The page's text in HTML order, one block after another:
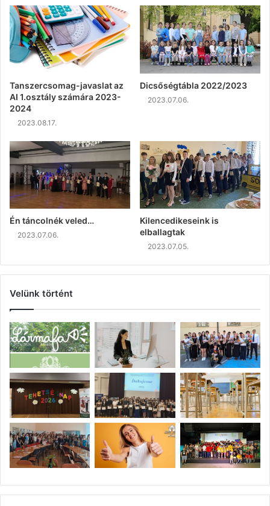
Tanszercsomag-javaslat az
AI 1.osztály számára 2023-
2024
2023.08.17.
Dicsőségtábla 2022/2023
2023.07.06.
Én táncolnék veled…
2023.07.06.
Kilencedikeseink is
elballagtak
2023.07.05.
Velünk történt